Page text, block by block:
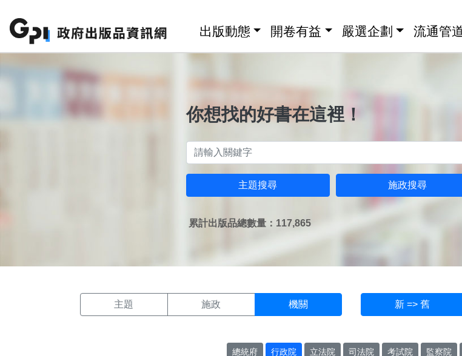
出版動態 開卷有益 嚴選企劃 流通管
你想找的好書在這裡！
主題搜尋 施政搜尋
累計出版品總數量：117,865
主題 施政 機關 新 => 舊
總統府 行政院 立法院 司法院 考試院 監察院